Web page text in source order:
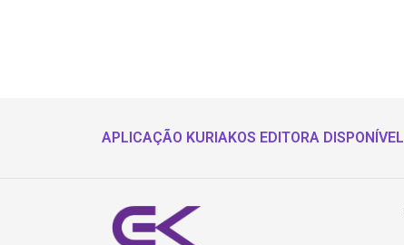
APLICAÇÃO KURIAKOS EDITORA DISPONÍVEL